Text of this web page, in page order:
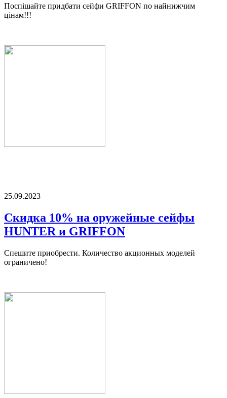
Поспішайте придбати сейфи GRIFFON по найнижчим
цінам!!!
25.09.2023
Скидка 10% на оружейные сейфы
HUNTER и GRIFFON
Спешите приобрести. Количество акционных моделей
ограничено!